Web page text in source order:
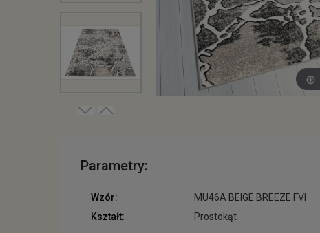
Parametry:
Wzór: MU46A BEIGE BREEZE FVI
Kształt:
Prostokąt